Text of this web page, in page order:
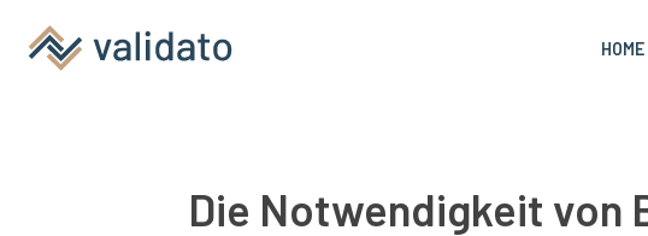
HOME
Die Notwendigkeit von